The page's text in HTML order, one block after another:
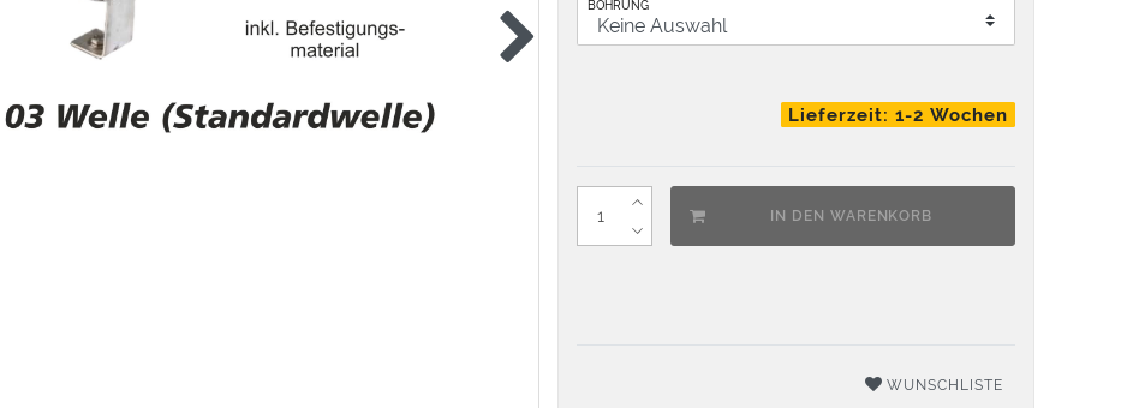
BOHRUNG
Lieferzeit: 1-2 Wochen
IN DEN WARENKORB
WUNSCHLISTE